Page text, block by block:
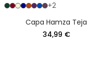
+2
Capa Hamza Teja
34,99 €